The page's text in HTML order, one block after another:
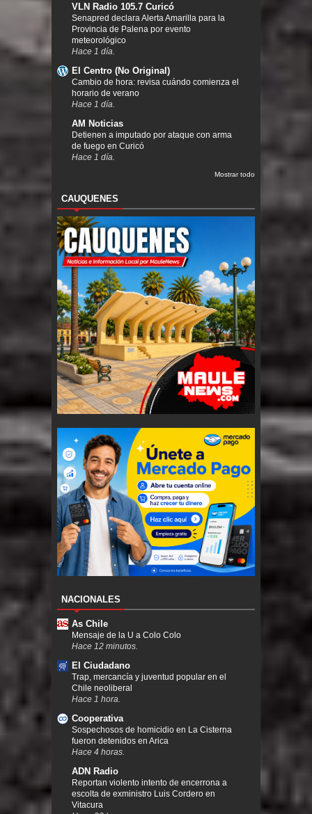
VLN Radio 105.7 Curicó
Senapred declara Alerta Amarilla para la
Provincia de Palena por evento
meteorológico
Hace 1 día.
El Centro (No Original)
Cambio de hora: revisa cuándo comienza el
horario de verano
Hace 1 día.
AM Noticias
Detienen a imputado por ataque con arma
de fuego en Curicó
Hace 1 día.
Mostrar todo
CAUQUENES
NACIONALES
As Chile
Mensaje de la U a Colo Colo
Hace 12 minutos.
El Ciudadano
Trap, mercancía y juventud popular en el
Chile neoliberal
Hace 1 hora.
Cooperativa
Sospechosos de homicidio en La Cisterna
fueron detenidos en Arica
Hace 4 horas.
ADN Radio
Reportan violento intento de encerrona a
escolta de exministro Luis Cordero en
Vitacura